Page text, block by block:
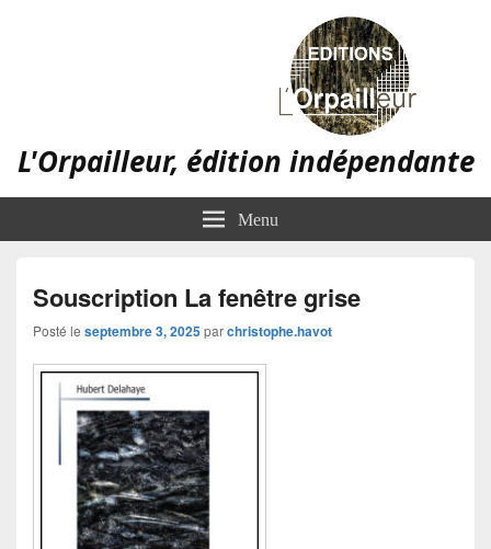
L'Orpailleur, édition indépendante
Menu
Souscription La fenêtre grise
Posté le septembre 3, 2025parchristophe.havot